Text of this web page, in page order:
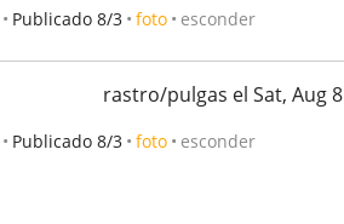
Publicado 8/3 foto esconder
rastro/pulgas el Sat, Aug 8
Publicado 8/3 foto esconder